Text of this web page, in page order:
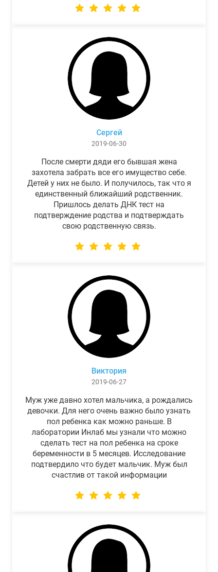
Сергей
2019-06-30
После смерти дяди его бывшая жена
захотела забрать все его имущество себе.
Детей у них не было. И получилось, так что я
единственный ближайший родственник.
Пришлось делать ДНК тест на
подтверждение родства и подтверждать
свою родственную связь.
Виктория
2019-06-27
Муж уже давно хотел мальчика, а рождались
девочки. Для него очень важно было узнать
пол ребенка как можно раньше. В
лаборатории Инлаб мы узнали что можно
сделать тест на пол ребенка на сроке
беременности в 5 месяцев. Исследование
подтвердило что будет мальчик. Муж был
счастлив от такой информации